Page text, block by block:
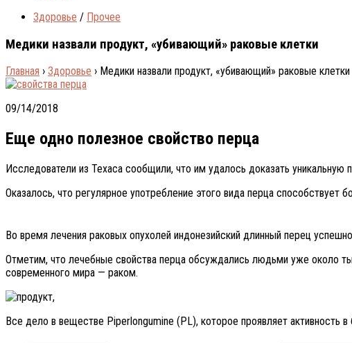
Здоровье / Прочее
Медики назвали продукт, «убивающий» раковые клетки
Главная › Здоровье › Медики назвали продукт, «убивающий» раковые клетки
09/14/2018
Еще одно полезное свойство перца
Исследователи из Техаса сообщили, что им удалось доказать уникальную
Оказалось, что регулярное употребление этого вида перца
Во время лечения раковых опухолей индонезийский длинный перец
Отметим, что лечебные свойства перца обсуждались людьми уже около
современного мира — раком.
Все дело в веществе Piperlongumine (PL), которое проявляет активность